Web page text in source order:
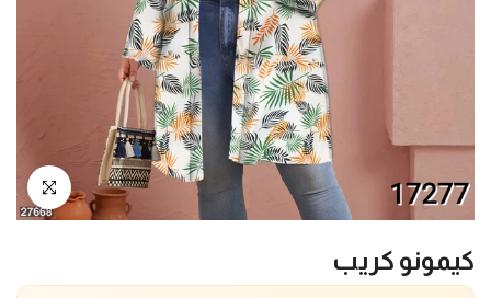
انقر للتكبير
كيمونو كريب